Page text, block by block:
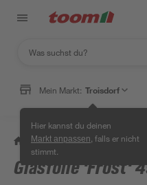
Mein Markt: Troisdorf
Hier kannst du deinen
Markt anpassen , falls er nicht
stimmt.
/ Wohnen & Haushalt /
Glasfolie 'Frost'